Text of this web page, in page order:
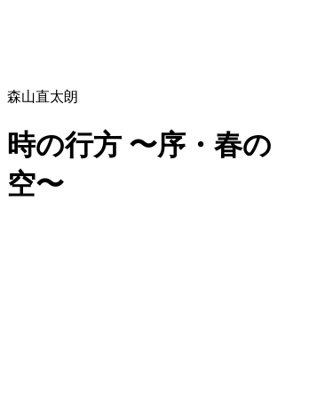
森山直太朗
時の行方 〜序・春の
空〜